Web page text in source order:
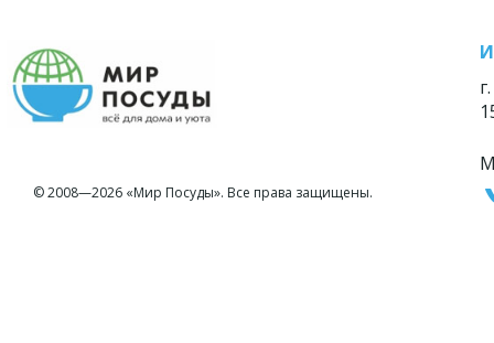
© 2008—2026 «Мир Посуды». Все права защищены.